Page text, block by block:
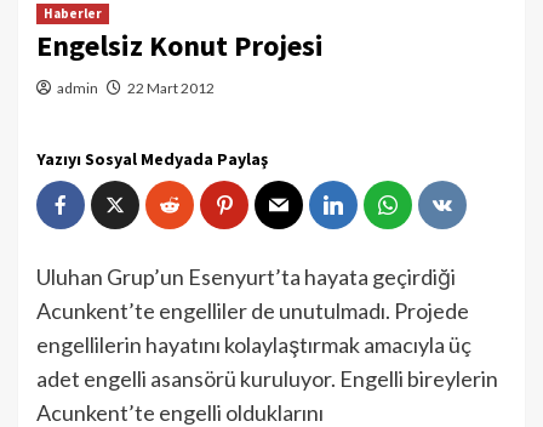
Haberler
Engelsiz Konut Projesi
admin 22 Mart 2012
Yazıyı Sosyal Medyada Paylaş
Uluhan Grup’un Esenyurt’ta hayata geçirdiği
Acunkent’te engelliler de unutulmadı. Projede
engellilerin hayatını kolaylaştırmak amacıyla üç
adet engelli asansörü kuruluyor. Engelli bireylerin
Acunkent’te engelli olduklarını